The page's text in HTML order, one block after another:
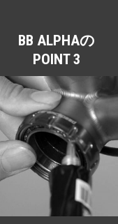
BB ALPHAの
POINT 3